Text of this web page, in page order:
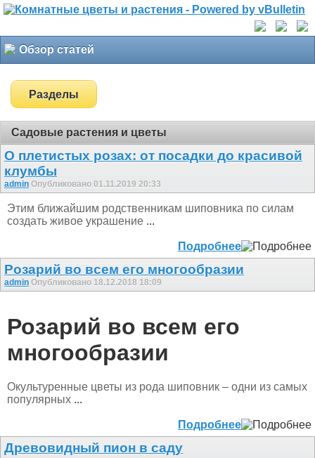
Обзор статей
Разделы
Садовые растения и цветы
О плетистых розах: от посадки до красивой
клумбы
admin Опубликовано 01.11.2019 20:33
Этим ближайшим родственникам шиповника по силам
создать живое украшение ...
Подробнее
Розарий во всем его многообразии
admin Опубликовано 18.12.2018 18:09
Розарий во всем его
многообразии
Окультуренные цветы из рода шиповник – одни из самых
популярных ...
Подробнее
Древовидный пион в саду